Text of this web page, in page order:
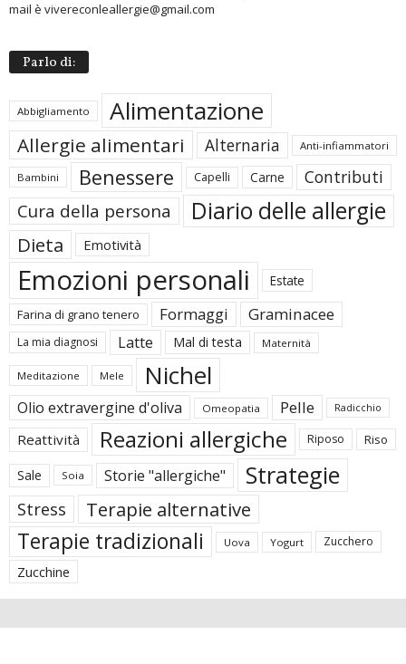
mail è vivereconleallergie@gmail.com
Parlo di:
Abbigliamento Alimentazione
Allergie alimentari Alternaria Anti-infiammatori
Bambini Benessere Capelli Carne Contributi
Cura della persona Diario delle allergie
Dieta Emotività
Emozioni personali Estate
Farina di grano tenero Formaggi Graminacee
La mia diagnosi Latte Mal di testa Maternità
Meditazione Mele Nichel
Olio extravergine d'oliva Omeopatia Pelle Radicchio
Reattività Reazioni allergiche Riposo Riso
Sale Soia Storie "allergiche" Strategie
Stress Terapie alternative
Terapie tradizionali Uova Yogurt Zucchero
Zucchine